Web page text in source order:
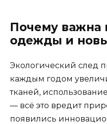
Почему важна
одежды и
Экологический след
каждым годом
тканей,
— всё это вредит
появились